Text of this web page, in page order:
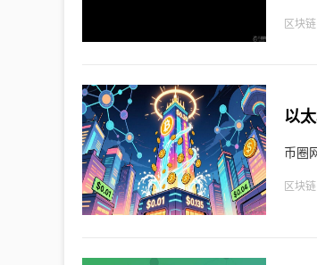
区块链
币圈
区块链